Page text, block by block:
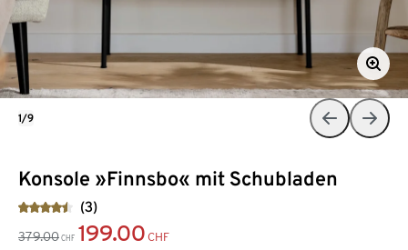
Konsole »Finnsbo« mit Schubladen
(3)
379.00 CHF 199.00 CHF
1/9